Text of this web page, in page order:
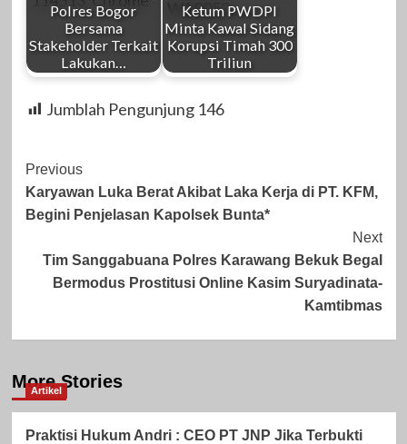
Polres Bogor
Bersama
Stakeholder Terkait
Lakukan…
Ketum PWDPI
Minta Kawal Sidang
Korupsi Timah 300
Triliun
Jumblah Pengunjung 146
Post
Navigation
Previous
Karyawan Luka Berat Akibat Laka Kerja di PT. KFM,
Begini Penjelasan Kapolsek Bunta*
Next
Tim Sanggabuana Polres Karawang Bekuk Begal
Bermodus Prostitusi Online Kasim Suryadinata-
Kamtibmas
More Stories
Artikel
Praktisi Hukum Andri : CEO PT JNP Jika Terbukti